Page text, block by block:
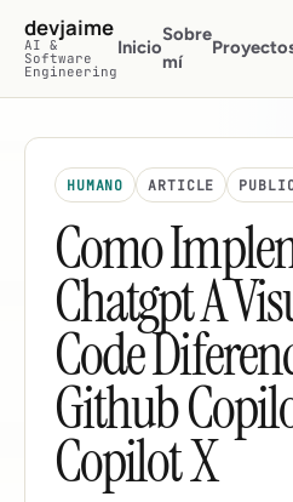
Saltar al contenido principal
devjaime
AI &
Software
Engineering
Inicio
Sobre
mí
HUMANO ARTICLE
Como
Chatgpt A
Code
Github
Copilot X